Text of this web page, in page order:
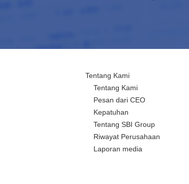
Tentang Kami
Tentang Kami
Pesan dari CEO
Kepatuhan
Tentang SBI Group
Riwayat Perusahaan
Laporan media